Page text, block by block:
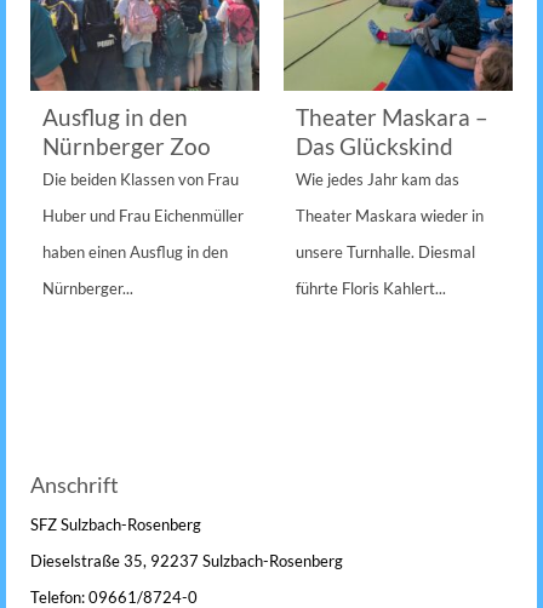
Ausflug in den
Nürnberger Zoo
Die beiden Klassen von Frau
Huber und Frau Eichenmüller
haben einen Ausflug in den
Nürnberger...
Theater Maskara –
Das Glückskind
Wie jedes Jahr kam das
Theater Maskara wieder in
unsere Turnhalle. Diesmal
führte Floris Kahlert...
Anschrift
SFZ Sulzbach-Rosenberg
Dieselstraße 35, 92237 Sulzbach-Rosenberg
Telefon: 09661/8724-0